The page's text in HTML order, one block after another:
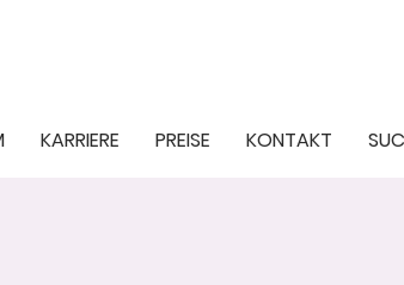
KARRIERE PREISE KONTAKT